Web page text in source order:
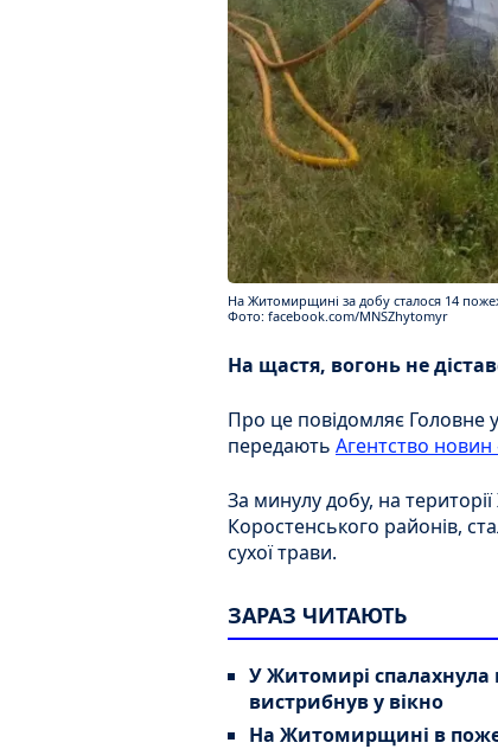
На Житомирщині за добу сталося 14
Фото: facebook.com/MNSZhytomyr
На щастя, вогонь не
Про це повідомляє Головне
передають Агентство новин
За минулу добу, на
Коростенського районів,
сухої трави.
ЗАРАЗ ЧИТАЮТЬ
У Житомирі спалахнула
вистрибнув у вікно
На Житомирщині в